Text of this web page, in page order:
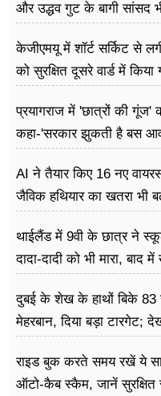
और उद्धव गुट के बागी सांसद
केजीएमयू में शॉर्ट सर्किट से
को सुरक्षित दूसरे वार्ड में किया
प्रयागराज में 'छात्रों की गूंज'
कहा-'सरकार झुकती है बस
AI ने तैयार किए 16 नए
जैविक हथियार का खतरा भी
थाईलैंड में 9वी के छात्र ने
दादा-दादी को भी मारा, बाद
दुबई के शेख के हाथों बिके 83
मेहरबान, दिया बड़ा टारगेट;
राइड बुक करते समय रखें ये
ऑटो-कैब स्कैम, जानें सुरक्षित